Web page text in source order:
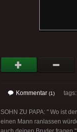
Kommentar (1)
SOHN ZU PAPA: " Wo ist
einen Mann ranlassen